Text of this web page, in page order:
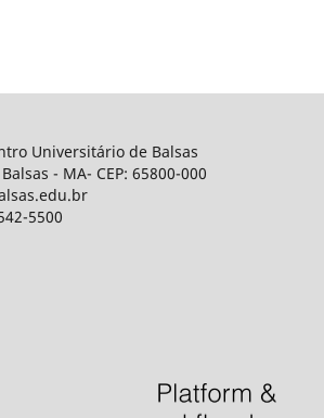
Universitário de Balsas
- MA- CEP: 65800-000
5500